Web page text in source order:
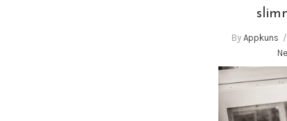
By Appkuns
Appkuns: